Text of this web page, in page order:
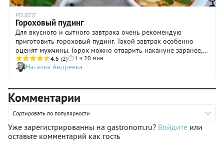
РЕЦЕПТ
Гороховый пудинг
Для вкусного и сытного завтрака очень рекомендую
приготовить гороховый пудинг. Такой завтрак особенно
оценят мужчины. Горох можно отварить накануне заранее,
тогда приготовление пудинга утром не займет много
времени.
4.5 (2) 1 ч 20 мин
Наталья Андреева
Комментарии
Сортировать по популярности
Уже зарегистрированны на gastronom.ru? Войдите или
оставьте комментарий как гость